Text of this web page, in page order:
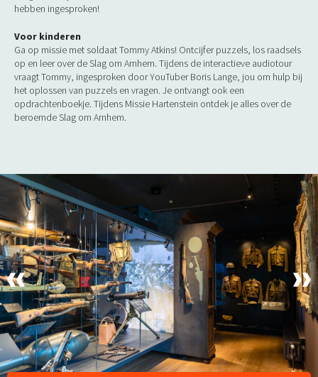
hebben ingesproken!
Voor kinderen
Ga op missie met soldaat Tommy Atkins! Ontcijfer puzzels, los raadsels
op en leer over de Slag om Arnhem. Tijdens de interactieve audiotour
vraagt Tommy, ingesproken door YouTuber Boris Lange, jou om hulp bij
het oplossen van puzzels en vragen. Je ontvangt ook een
opdrachtenboekje. Tijdens Missie Hartenstein ontdek je alles over de
beroemde Slag om Arnhem.